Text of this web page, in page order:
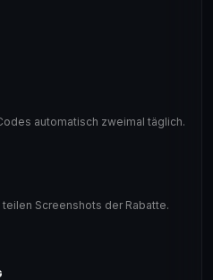
automatisch zweimal täglich.
Screenshots der Rabatte.